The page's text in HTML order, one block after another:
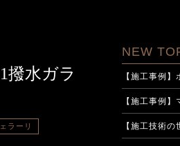
撥水ガラ
ラーリ
NEW
【施工事例
【施工事例
【施工技術の